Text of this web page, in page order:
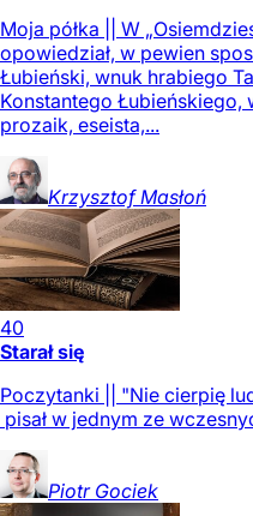
Moja półka || W
opowiedział, w pewien
Łubieński, wnuk hrabiego
Konstantego Łubieńskiego,
prozaik, eseista,...
Krzysztof Masłoń
40
Starał się
Poczytanki || "Nie cierpię
pisał w jednym ze
Piotr Gociek